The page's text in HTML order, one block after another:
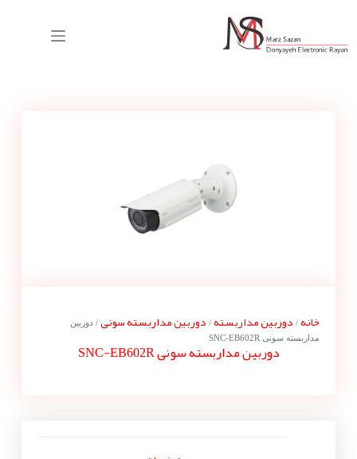
خانه/ دوربین مداربسته/ دوربین مداربسته سونی/ دوربین
مداربسته سونی SNC-EB602R
دوربین مداربسته سونی SNC-EB602R